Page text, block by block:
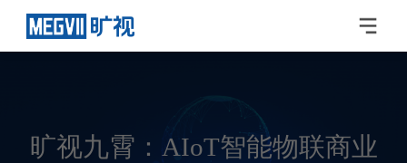
旷视九霄：AIoT智能物联商业